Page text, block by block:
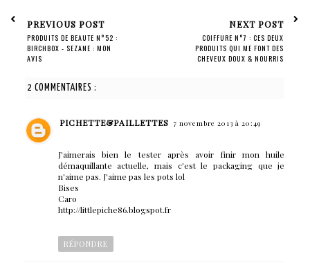
PREVIOUS POST
PRODUITS DE BEAUTE N°52 :
BIRCHBOX - SEZANE : MON
AVIS
NEXT POST
COIFFURE N°7 : CES DEUX
PRODUITS QUI ME FONT DES
CHEVEUX DOUX & NOURRIS
2 COMMENTAIRES :
PICHETTE&PAILLETTES 7 novembre 2013 à 20:49
J'aimerais bien le tester après avoir finir mon huile
démaquillante actuelle, mais c'est le packaging que je
n'aime pas. J'aime pas les pots lol
Bises
Caro
http://littlepiche86.blogspot.fr
RÉPONDRE